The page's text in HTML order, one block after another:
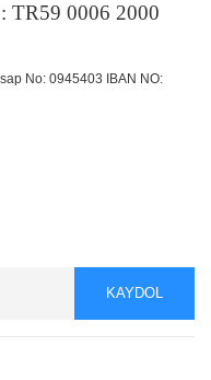
TR59 0006 2000
No: 0945403 IBAN NO:
KAYDOL